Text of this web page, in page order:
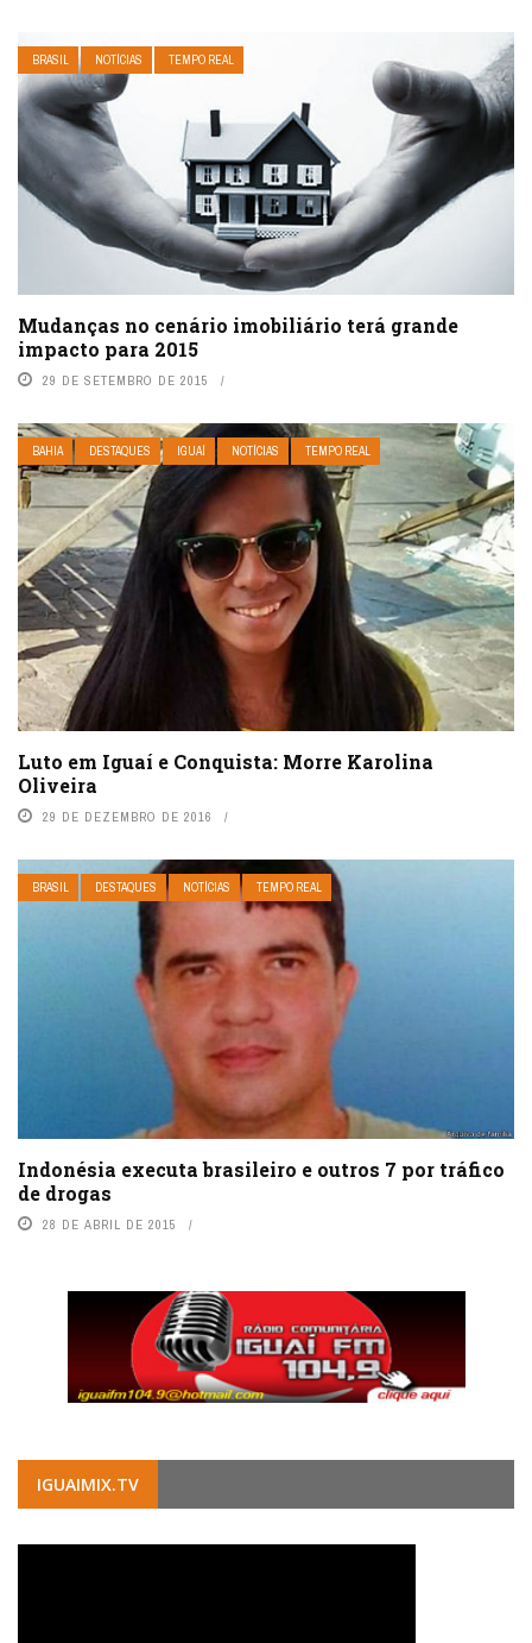
BRASIL NOTÍCIAS TEMPO REAL
Mudanças no cenário imobiliário terá grande
impacto para 2015
29 DE SETEMBRO DE 2015
BAHIA DESTAQUES IGUAÍ NOTÍCIAS TEMPO REAL
Luto em Iguaí e Conquista: Morre Karolina
Oliveira
29 DE DEZEMBRO DE 2016
BRASIL DESTAQUES NOTÍCIAS TEMPO REAL
Indonésia executa brasileiro e outros 7 por tráfico
de drogas
28 DE ABRIL DE 2015
IGUAIMIX.TV